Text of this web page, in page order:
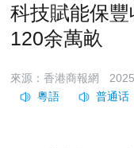
科技賦能保
120余萬畝
來源：香港商報網